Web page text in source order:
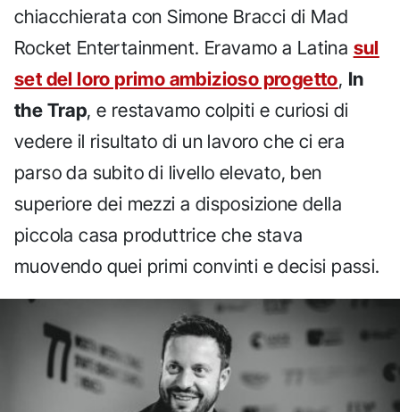
chiacchierata con Simone Bracci di Mad
Rocket Entertainment. Eravamo a Latina sul
set del loro primo ambizioso progetto, In
the Trap, e restavamo colpiti e curiosi di
vedere il risultato di un lavoro che ci era
parso da subito di livello elevato, ben
superiore dei mezzi a disposizione della
piccola casa produttrice che stava
muovendo quei primi convinti e decisi passi.